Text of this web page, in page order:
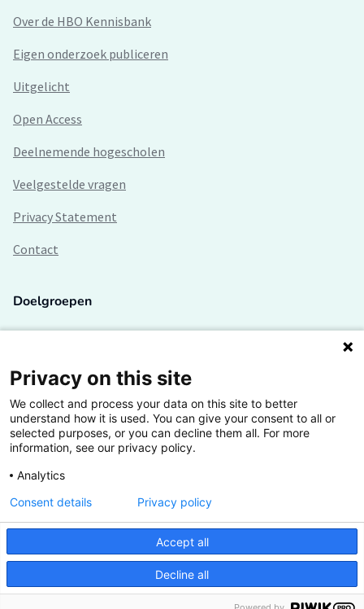
Over de HBO Kennisbank
Eigen onderzoek publiceren
Uitgelicht
Open Access
Deelnemende hogescholen
Veelgestelde vragen
Privacy Statement
Contact
Doelgroepen
Lectoren en onderzoekers
Bedrijven
Hogescholen
De grootste kennisbank van het HBO
Inspiratie op jouw vakgebied
Vrij toegankelijk
Privacy on this site
We collect and process your data on this site to better
understand how it is used. You can give your consent to all or
selected purposes, or you can decline them all. For more
information, see our privacy policy.
Analytics
Accept all
Decline all
Consent details Privacy policy